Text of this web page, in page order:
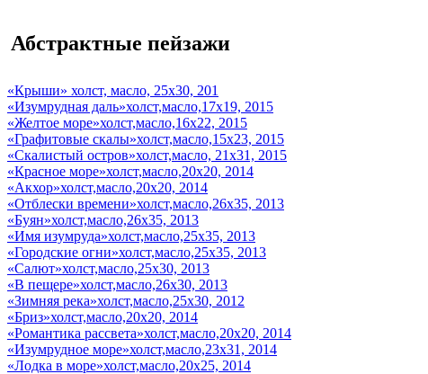
Абстрактные пейзажи
«Крыши» холст, масло, 25х30, 201
«Изумрудная даль»холст,масло,17х19, 2015
«Желтое море»холст,масло,16х22, 2015
«Графитовые скалы»холст,масло,15х23, 2015
«Скалистый остров»холст,масло, 21х31, 2015
«Красное море»холст,масло,20х20, 2014
«Акхор»холст,масло,20х20, 2014
«Отблески времени»холст,масло,26х35, 2013
«Буян»холст,масло,26х35, 2013
«Имя изумруда»холст,масло,25х35, 2013
«Городские огни»холст,масло,25х35, 2013
«Салют»холст,масло,25х30, 2013
«В пещере»холст,масло,26х30, 2013
«Зимняя река»холст,масло,25х30, 2012
«Бриз»холст,масло,20х20, 2014
«Романтика рассвета»холст,масло,20х20, 2014
«Изумрудное море»холст,масло,23х31, 2014
«Лодка в море»холст,масло,20х25, 2014